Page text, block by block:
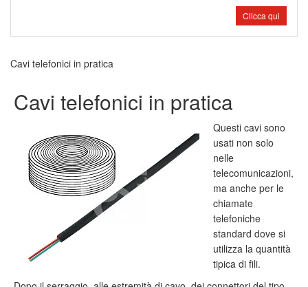
Clicca qui
Cavi telefonici in pratica
Cavi telefonici in pratica
Questi cavi sono
usati non solo
nelle
telecomunicazioni,
ma anche per le
chiamate
telefoniche
standard dove si
utilizza la quantità
tipica di fili.